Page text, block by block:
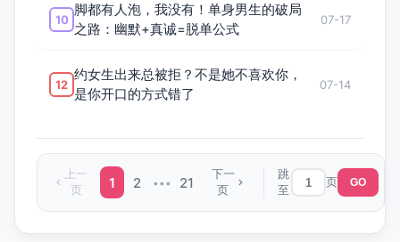
10
脚都有人泡，我没有！单身男生的破局
之路：幽默+真诚=脱单公式
07-17
12
约女生出来总被拒？不是她不喜欢你，
是你开口的方式错了
07-14
上一
页
1 2 ••• 21
下一
页
跳
至
页 GO